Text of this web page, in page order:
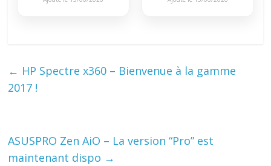
← HP Spectre x360 – Bienvenue à la gamme
2017 !
ASUSPRO Zen AiO – La version “Pro” est
maintenant dispo →